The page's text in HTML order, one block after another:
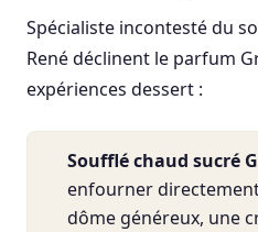
Spécialiste incontesté du
René déclinent le parfum
expériences dessert :
Soufflé chaud sucré
enfourner
dôme généreux, une